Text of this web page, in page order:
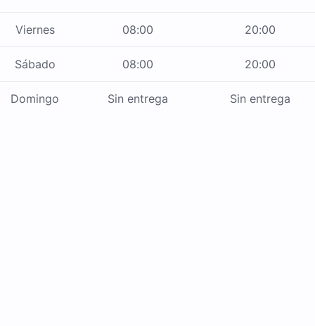
Viernes 08:00 20:00
Sábado 08:00 20:00
Domingo Sin entrega Sin entrega